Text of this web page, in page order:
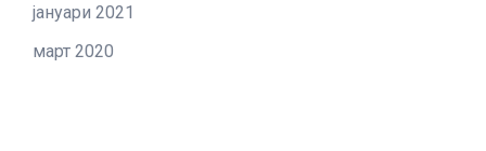
јануари 2021
март 2020